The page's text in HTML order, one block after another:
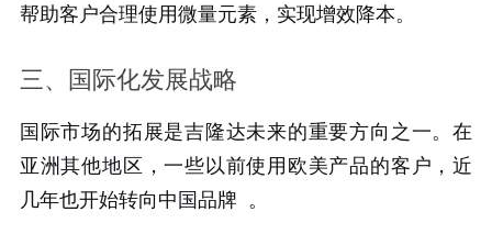
帮助客户合理使用微量元素，实现增效降本。
三、国际化发展战略
国际市场的拓展是吉隆达未来的重要方向之一。在
亚洲其他地区，一些以前使用欧美产品的客户，近
几年也开始转向中国品牌 。